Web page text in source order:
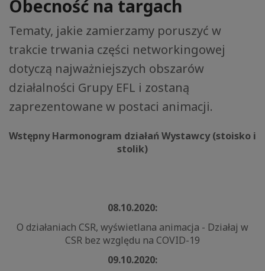
Obecność na targach
Tematy, jakie zamierzamy poruszyć w
trakcie trwania części networkingowej
dotyczą najważniejszych obszarów
działalności Grupy EFL i zostaną
zaprezentowane w postaci animacji.
Wstępny Harmonogram działań Wystawcy (stoisko i
stolik)
08.10.2020:
O działaniach CSR, wyświetlana animacja - Działaj w
CSR bez względu na COVID-19
09.10.2020: